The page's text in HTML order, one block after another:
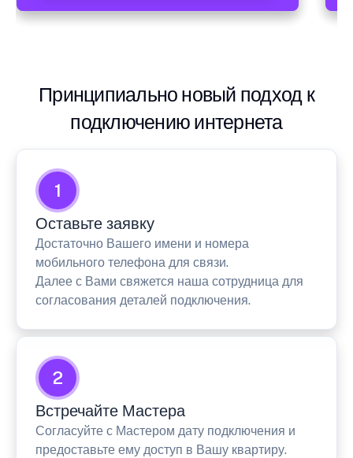
Принципиально новый подход к
подключению интернета
1
Оставьте заявку
Достаточно Вашего имени и номера
мобильного телефона для связи.
Далее с Вами свяжется наша сотрудница для
согласования деталей подключения.
2
Встречайте Мастера
Согласуйте с Мастером дату подключения и
предоставьте ему доступ в Вашу квартиру.